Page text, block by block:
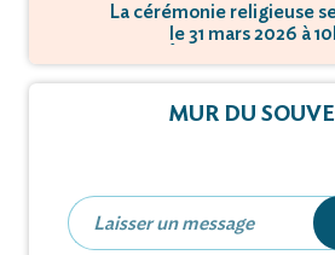
La cérémonie religieuse
le 31 mars 2026 à
MUR DU